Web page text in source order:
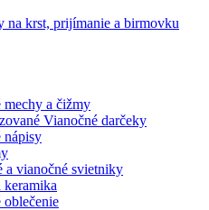
na krst, prijímanie a birmovku
mechy a čižmy
Vianočné darčeky
nápisy
a vianočné svietniky
keramika
oblečenie